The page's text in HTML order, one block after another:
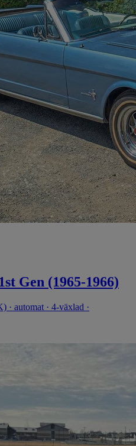
Gen (1965-1966)
· automat · 4-växlad ·